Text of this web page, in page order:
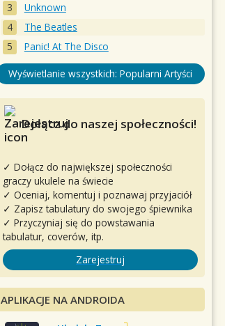
Unknown
The Beatles
Panic! At The Disco
Wyświetlanie wszystkich: Popularni Artyści
Dołącz do naszej społeczności!
✓ Dołącz do największej społeczności
graczy ukulele na świecie
✓ Oceniaj, komentuj i poznawaj przyjaciół
✓ Zapisz tabulatury do swojego śpiewnika
✓ Przyczyniaj się do powstawania
tabulatur, coverów, itp.
Zarejestruj
APLIKACJE NA ANDROIDA